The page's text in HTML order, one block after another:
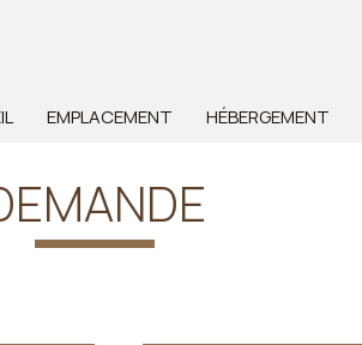
EMPLACEMENT HÉBERGEMENT